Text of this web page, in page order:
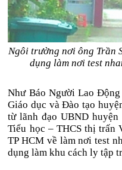
Ngôi trường nơi ông Trần
dụng làm nơi test
Như Báo Người Lao
Giáo dục và Đào tạo
từ lãnh đạo UBND
Tiểu học – THCS thị trấn
TP HCM về làm nơi test
dụng làm khu cách ly tập